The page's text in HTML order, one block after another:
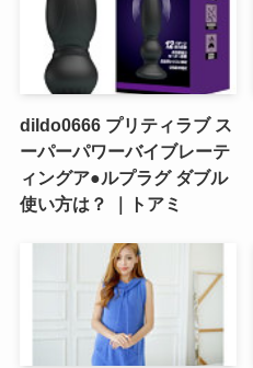
dildo0666 プリティラブ ス
ーパーパワーバイブレーテ
ィングア●ルプラグ ダブル
使い方は？ ｜トアミ